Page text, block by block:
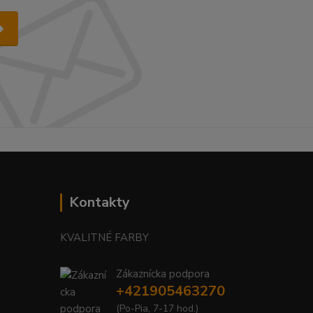
Kontakty
KVALITNÉ FARBY
Zákaznícka podpora
+421905463270
(Po-Pia, 7-17 hod.)